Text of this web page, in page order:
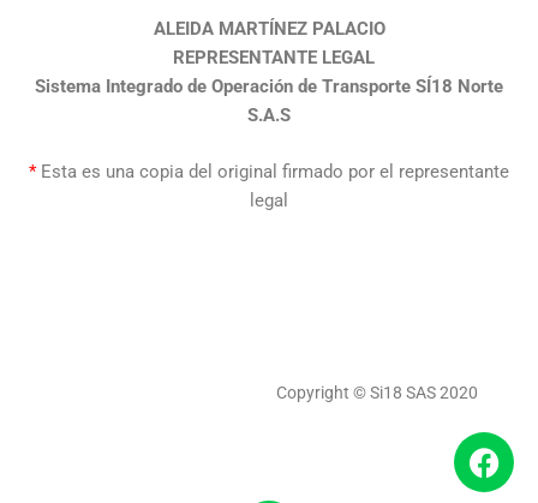
ALEIDA MARTÍNEZ PALACIO
REPRESENTANTE LEGAL
Sistema Integrado de Operación de Transporte SÍ18 Norte
S.A.S
*Esta es una copia del original firmado por el representante
legal
Copyright © Si18 SAS 2020